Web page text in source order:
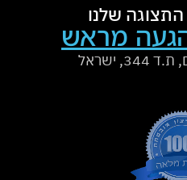
שלנו
מראש
ישראל